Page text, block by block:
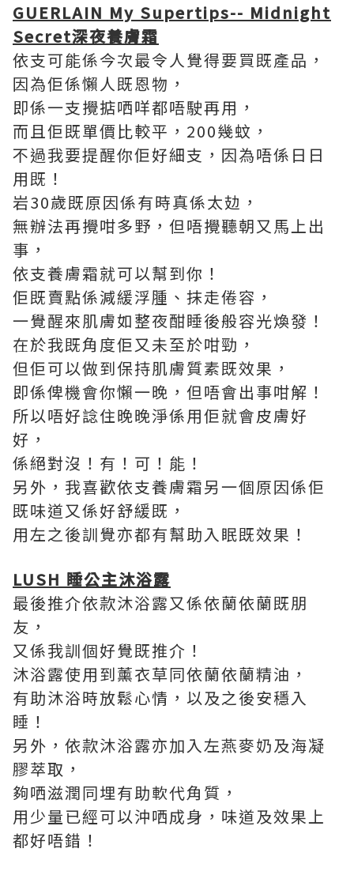
GUERLAIN My Supertips-- Midnight
Secret深夜養膚霜
依支可能係今次最令人覺得要買既產品，
因為佢係懶人既恩物，
即係一支攪掂哂咩都唔駛再用，
而且佢既單價比較平，200幾蚊，
不過我要提醒你佢好細支，因為唔係日日
用既！
岩30歲既原因係有時真係太攰，
無辦法再攪咁多野，但唔攪聽朝又馬上出
事，
依支養膚霜就可以幫到你！
佢既賣點係減緩浮腫、抹走倦容，
一覺醒來肌膚如整夜酣睡後般容光煥發！
在於我既角度佢又未至於咁勁，
但佢可以做到保持肌膚質素既效果，
即係俾機會你懶一晚，但唔會出事咁解！
所以唔好諗住晚晚淨係用佢就會皮膚好
好，
係絕對沒！有！可！能！
另外，我喜歡依支養膚霜另一個原因係佢
既味道又係好舒緩既，
用左之後訓覺亦都有幫助入眠既效果！
LUSH 睡公主沐浴露
最後推介依款沐浴露又係依蘭依蘭既朋
友，
又係我訓個好覺既推介！
沐浴露使用到薰衣草同依蘭依蘭精油，
有助沐浴時放鬆心情，以及之後安穩入
睡！
另外，依款沐浴露亦加入左燕麥奶及海凝
膠萃取，
夠哂滋潤同埋有助軟代角質，
用少量已經可以沖哂成身，味道及效果上
都好唔錯！